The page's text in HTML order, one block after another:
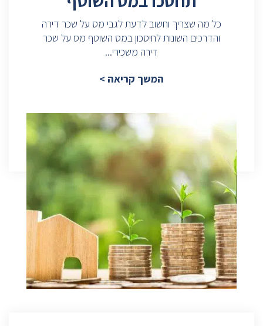
כל מה שצריך וחשוב לדעת לגבי מס על שכר דירה
והדרכים השונות לחיסכון במס השוטף מס על שכר
דירה משכירי...
המשך קריאה >